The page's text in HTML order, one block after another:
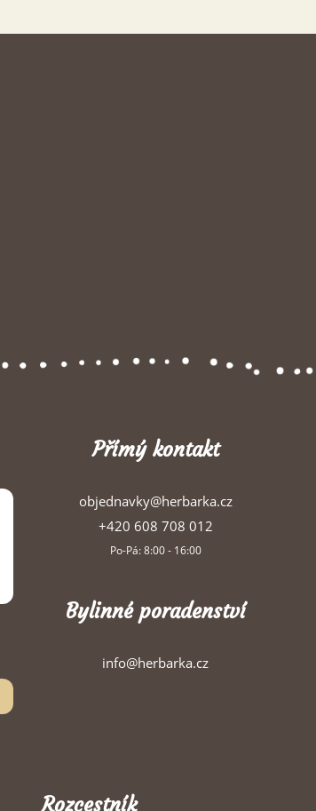
Přímý kontakt
objednavky@herbarka.cz
+420 608 708 012
Po-Pá: 8:00 - 16:00
Bylinné poradenství
info@herbarka.cz
Rozcestník